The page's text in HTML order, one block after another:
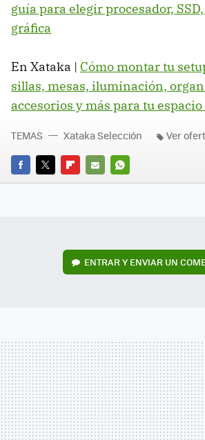
guía para elegir procesador,
gráfica
En Xataka | Cómo montar tu
sillas, mesas, iluminación,
accesorios y más para tu
FACEBOOK
TWITTERFLIPBOARD
E-
WHATSAPP
TEMAS Xataka Selección Ver
ENTRAR Y ENVIAR UN